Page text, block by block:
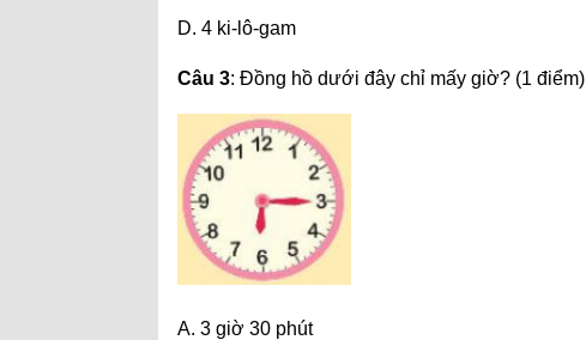
D. 4 ki-lô-gam
Câu 3: Đồng hồ dưới đây chỉ mấy giờ? (1 điểm)
A. 3 giờ 30 phút